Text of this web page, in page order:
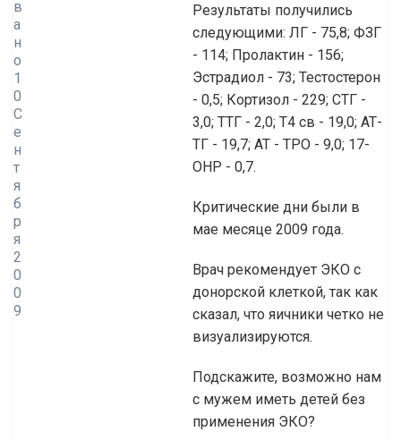
в
а
н
о
1
0
С
е
н
т
я
б
р
я
2
0
0
9
Результаты получились
следующими: ЛГ - 75,8; ФЗГ
- 114; Пролактин - 156;
Эстрадиол - 73; Тестостерон
- 0,5; Кортизол - 229; СТГ -
3,0; ТТГ - 2,0; Т4 св - 19,0; АТ-
ТГ - 19,7; АТ - ТРО - 9,0; 17-
ОНР - 0,7.
Критические дни были в
мае месяце 2009 года.
Врач рекомендует ЭКО с
донорской клеткой, так как
сказал, что яичники четко не
визуализируются.
Подскажите, возможно нам
с мужем иметь детей без
применения ЭКО?